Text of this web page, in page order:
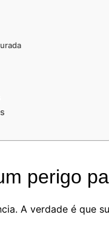
perigo
A verdade é que